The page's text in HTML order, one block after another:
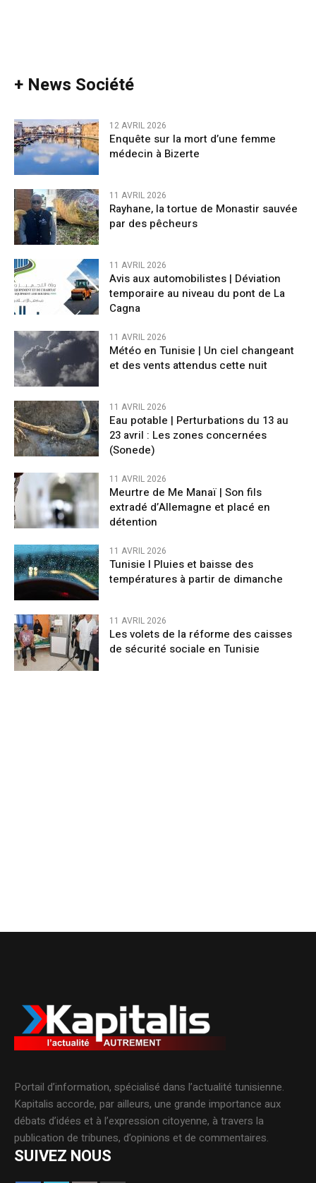
+ News Société
12 AVRIL 2026
Enquête sur la mort d’une femme
médecin à Bizerte
11 AVRIL 2026
Rayhane, la tortue de Monastir sauvée
par des pêcheurs
11 AVRIL 2026
Avis aux automobilistes | Déviation
temporaire au niveau du pont de La
Cagna
11 AVRIL 2026
Météo en Tunisie | Un ciel changeant
et des vents attendus cette nuit
11 AVRIL 2026
Eau potable | Perturbations du 13 au
23 avril : Les zones concernées
(Sonede)
11 AVRIL 2026
Meurtre de Me Manaï | Son fils
extradé d’Allemagne et placé en
détention
11 AVRIL 2026
Tunisie l Pluies et baisse des
températures à partir de dimanche
11 AVRIL 2026
Les volets de la réforme des caisses
de sécurité sociale en Tunisie
Portail d’information, spécialisé dans l’actualité tunisienne.
Kapitalis accorde, par ailleurs, une grande importance aux
débats d’idées et à l’expression citoyenne, à travers la
publication de tribunes, d’opinions et de commentaires.
SUIVEZ NOUS